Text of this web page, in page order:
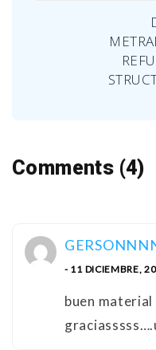
Comments (4)
- 11 DICIEMBRE,
buen material